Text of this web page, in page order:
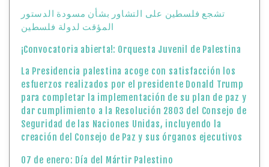
تشجع فلسطين على التشاور بشأن مسودة الدستور
المؤقت لدولة فلسطين
¡Convocatoria abierta!: Orquesta Juvenil de Palestina
La Presidencia palestina acoge con satisfacción los
esfuerzos realizados por el presidente Donald Trump
para completar la implementación de su plan de paz y
dar cumplimiento a la Resolución 2803 del Consejo de
Seguridad de las Naciones Unidas, incluyendo la
creación del Consejo de Paz y sus órganos ejecutivos
07 de enero: Día del Mártir Palestino